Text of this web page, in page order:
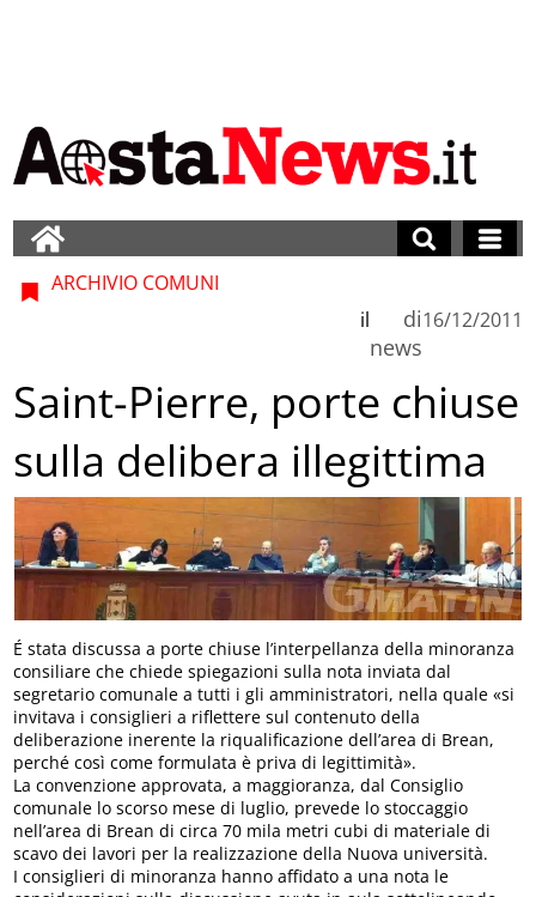
ARCHIVIO COMUNI
di
news
il 16/12/2011
Saint-Pierre, porte chiuse
sulla delibera illegittima
É stata discussa a porte chiuse l’interpellanza della minoranza
consiliare che chiede spiegazioni sulla nota inviata dal
segretario comunale a tutti i gli amministratori, nella quale «si
invitava i consiglieri a riflettere sul contenuto della
deliberazione inerente la riqualificazione dell’area di Brean,
perché così come formulata è priva di legittimità».
La convenzione approvata, a maggioranza, dal Consiglio
comunale lo scorso mese di luglio, prevede lo stoccaggio
nell’area di Brean di circa 70 mila metri cubi di materiale di
scavo dei lavori per la realizzazione della Nuova università.
I consiglieri di minoranza hanno affidato a una nota le